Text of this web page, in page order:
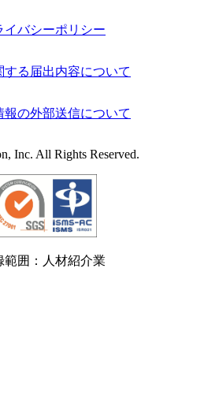
イバシーポリシー
する届出内容について
報の外部送信について
Inc. All Rights Reserved.
範囲：人材紹介業